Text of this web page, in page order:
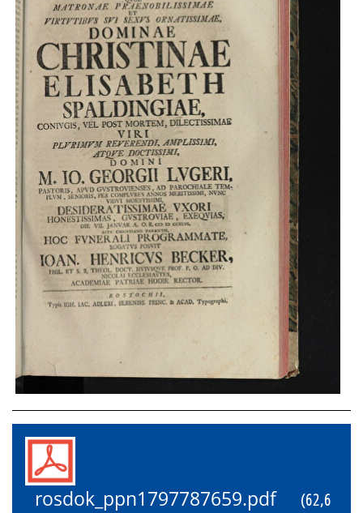
rosdok_ppn1797787659.pdf
(62,6